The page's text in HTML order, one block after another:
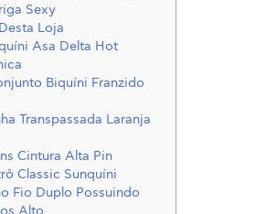
Sexy
Loja
Asa Delta Hot
Biquíni Franzido
Transpassada Laranja
Cintura Alta Pin
Classic Sunquíni
Fio Duplo Possuindo
Alto